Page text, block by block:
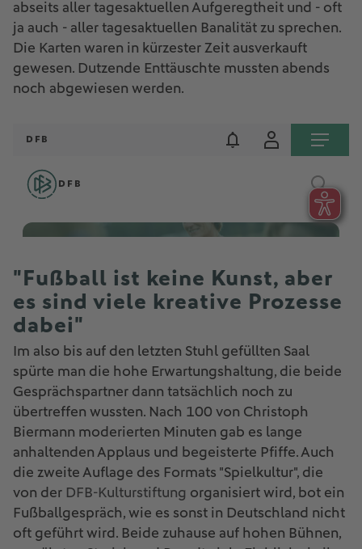
abseits aller tagesaktuellen Aufgeregtheit und - oft
ja auch - aller tagesaktuellen Banalität zu sprechen.
Die Karten waren in kürzester Zeit ausverkauft
gewesen. Dutzende Enttäuschte mussten abends
noch abgewiesen werden.
"Fußball ist keine Kunst, aber
es sind viele kreative Prozesse
dabei"
Im also bis auf den letzten Stuhl gefüllten Saal
spürte man die hohe Erwartungshaltung, die beide
Gesprächspartner dann tatsächlich noch zu
übertreffen wussten. Nach 100 von Christoph
Biermann moderierten Minuten gab es lange
anhaltenden Applaus und begeisterte Pfiffe. Auch
die zweite Auflage des Formats "Spielkultur", die
von der DFB-Kulturstiftung organisiert wird, bot ein
Fußballgespräch, wie es sonst in Deutschland nicht
oft geführt wird. Beide zuhause auf hohen Bühnen,